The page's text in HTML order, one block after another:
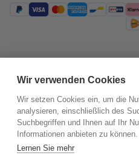
Wir verwenden Cookies
Wir setzen Cookies ein, um die
analysieren, einschließlich des
Suchbegriffen und Ihnen auf Ihr
Informationen anbieten zu können.
Lernen Sie mehr